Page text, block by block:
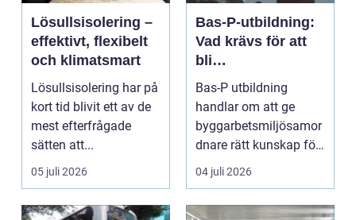
Lösullsisolering –
effektivt, flexibelt
och klimatsmart
Lösullsisolering har på
kort tid blivit ett av de
mest efterfrågade
sätten att...
05 juli 2026
Bas-P-utbildning:
Vad krävs för att
bli
byggarbetsmiljösa
mordnare?
Bas-P utbildning
handlar om att ge
byggarbetsmiljösamor
dnare rätt kunskap för
att pla...
04 juli 2026